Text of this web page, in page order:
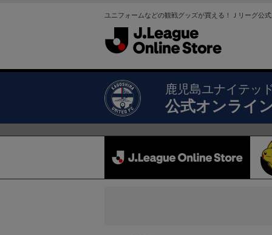
ユニフォームなどの観戦グッズが買える！Ｊリーグ公
鹿児島ユナイテッ
公式オンライ